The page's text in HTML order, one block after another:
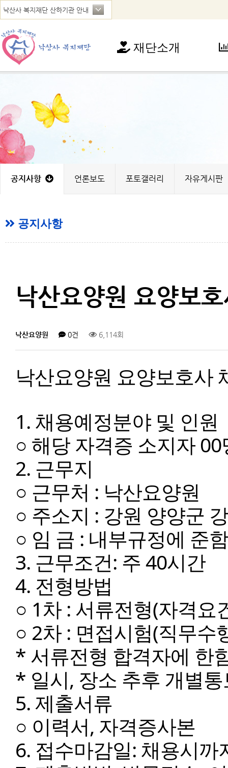
재단소개
지
공지사항 언론보도 포토갤러리 자유게시판
공지사항
낙산요양원 요양보
낙산요양원 0건 6,114회
낙산요양원 요양보호사
1. 채용예정분야 및 인원
○ 해당 자격증 소지자 00
2. 근무지
○ 근무처 : 낙산요양원
○ 주소지 : 강원 양양군
○ 임 금 : 내부규정에 준함
3. 근무조건: 주 40시간
4. 전형방법
○ 1차 : 서류전형(자격요
○ 2차 : 면접시험(직무수
* 서류전형 합격자에 한
* 일시, 장소 추후 개별
5. 제출서류
○ 이력서, 자격증사본
6. 접수마감일: 채용시까